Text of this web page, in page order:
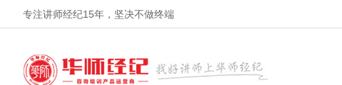
专注讲师经纪15年 ，坚决不做终端